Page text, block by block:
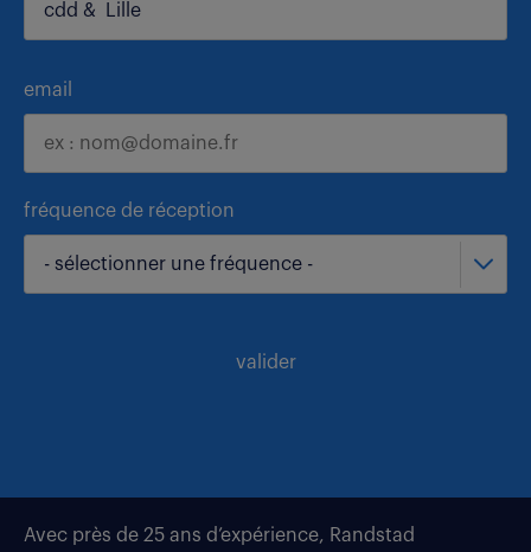
email
fréquence de réception
- sélectionner une fréquence -
valider
Avec près de 25 ans d’expérience, Randstad